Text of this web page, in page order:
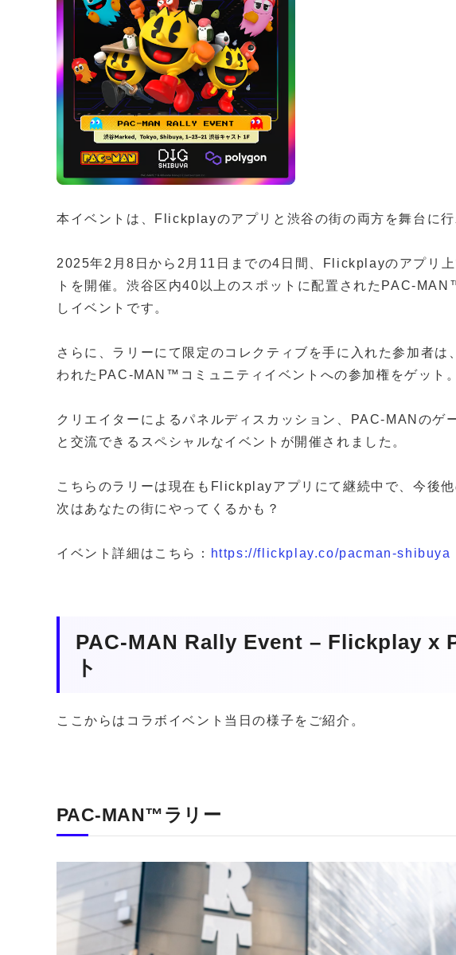
本イベントは、Flickplayのアプリと渋谷の街の両方を舞台に行
2025年2月8日から2月11日までの4日間、Flickplayのアプリ
トを開催。渋谷区内40以上のスポットに配置された​PAC-
しイベントです。
さらに、ラリーにて限定のコレクティブを手に入れた参加者
われたPAC-MAN™コミュニティイベントへの参加権をゲット。
クリエイターによるパネルディスカッション、PAC-MANのゲ
と交流できるスペシャルなイベントが開催されました。
こちらのラリーは現在もFlickplayアプリにて継続中で、今後他
次はあなたの街にやってくるかも？
イベント詳細はこちら： https://flickplay.co/pacman-shibuya
PAC-MAN Rally Event – Flickplay x
ト
ここからはコラボイベント当日の様子をご紹介。
PAC-MAN™ラリー